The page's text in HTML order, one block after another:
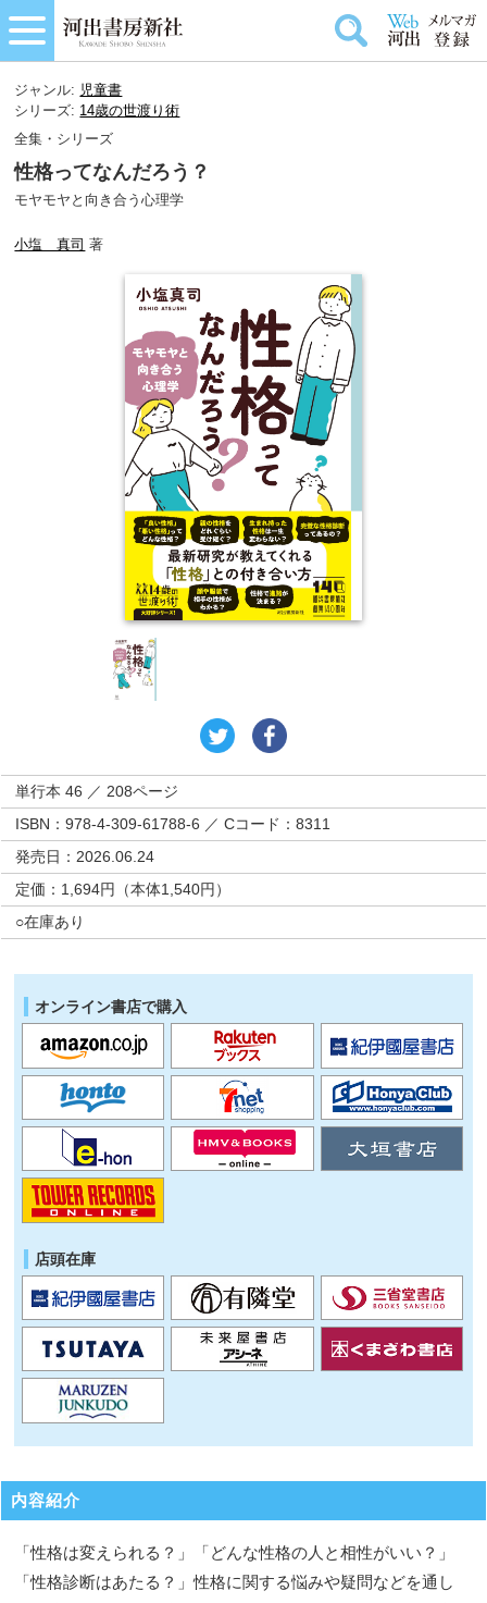
ジャンル: 児童書
シリーズ: 14歳の世渡り術
全集・シリーズ
性格ってなんだろう？
モヤモヤと向き合う心理学
小塩 真司 著
単行本 46 ／ 208ページ
ISBN：978-4-309-61788-6 ／ Cコード：8311
発売日：2026.06.24
定価：1,694円（本体1,540円）
○在庫あり
オンライン書店で購入
店頭在庫
内容紹介
「性格は変えられる？」「どんな性格の人と相性がいい？」
「性格診断はあたる？」性格に関する悩みや疑問などを通し